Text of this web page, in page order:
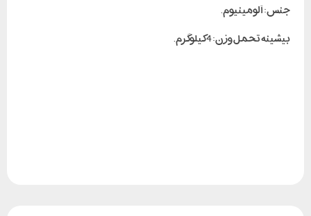
جنس: آلومینیوم.
بیشینه تحمل وزن: 4کیلوگرم.